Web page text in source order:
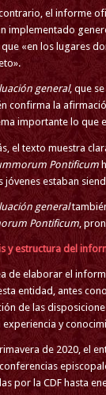
el informe
implementado
que «en los lugares
general, que
confirma la
importante lo que
el texto muestra
Pontificum
jóvenes estaban
general
Pontificum ,
y estructura del
de elaborar el
entidad, antes
de las
experiencia y
de 2020, el
por la CDF hasta